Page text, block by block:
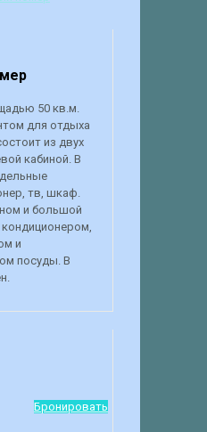
50 кв.м.
для отдыха
из двух
кабиной. В
тв, шкаф.
и большой
и
посуды. В
Бронировать